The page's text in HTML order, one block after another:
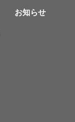
お知らせ